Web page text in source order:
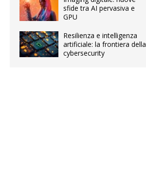
sfide tra AI pervasiva e
GPU
Resilienza e intelligenza
artificiale: la frontiera della
cybersecurity